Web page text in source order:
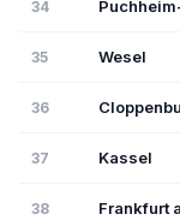
34
35 Wesel
36
37 Kassel
38 Frankfurt